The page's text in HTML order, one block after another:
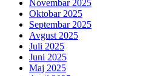
Novembar 2025
Oktobar 2025
Septembar 2025
Avgust 2025
Juli 2025
Juni 2025
Maj 2025